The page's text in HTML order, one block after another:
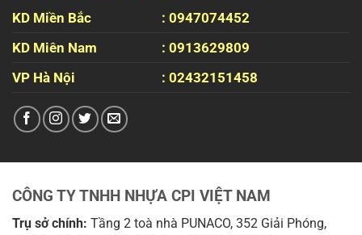
KD Miền Bắc
: 0947074452
KD Miên Nam
: 0913629809
VP Hà Nội
: 02432151458
CÔNG TY TNHH NHỰA CPI VIỆT NAM
Trụ sở chính: Tầng 2 toà nhà PUNACO, 352 Giải Phóng,